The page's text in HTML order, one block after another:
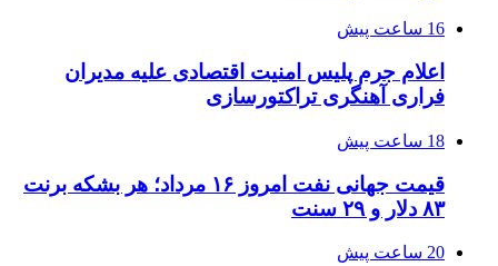
16 ساعت پیش
اعلام جرم پلیس امنیت اقتصادی علیه مدیران
فراری آهنگری تراکتورسازی
18 ساعت پیش
قیمت جهانی نفت امروز ۱۶ مرداد؛ هر بشکه برنت
۸۳ دلار و ۲۹ سنت
20 ساعت پیش